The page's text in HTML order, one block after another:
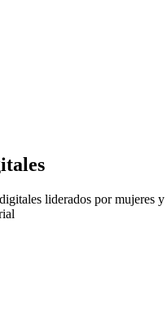
liderados por mujeres y